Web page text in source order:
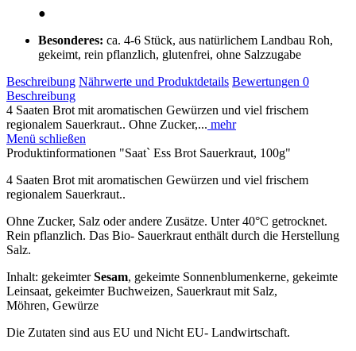
●
Besonderes: ca. 4-6 Stück, aus natürlichem Landbau Roh,
gekeimt, rein pflanzlich, glutenfrei, ohne Salzzugabe
Beschreibung Nährwerte und Produktdetails Bewertungen 0
Beschreibung
4 Saaten Brot mit aromatischen Gewürzen und viel frischem
regionalem Sauerkraut.. Ohne Zucker,... mehr
Menü schließen
Produktinformationen "Saat` Ess Brot Sauerkraut, 100g"
4 Saaten Brot mit aromatischen Gewürzen und viel frischem
regionalem Sauerkraut..
Ohne Zucker, Salz oder andere Zusätze. Unter 40°C getrocknet.
Rein pflanzlich. Das Bio- Sauerkraut enthält durch die Herstellung
Salz.
Inhalt: gekeimterSesam, gekeimte Sonnenblumenkerne, gekeimte
Leinsaat, gekeimter Buchweizen, Sauerkraut mit Salz,
Möhren, Gewürze
Die Zutaten sind aus EU und Nicht EU- Landwirtschaft.